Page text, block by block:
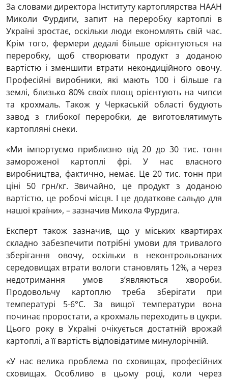
За словами директора Інституту картоплярства НААН
Миколи Фурдиги, запит на переробку картоплі в
Україні зростає, оскільки люди економлять свій час.
Крім того, фермери дедалі більше орієнтуються на
переробку, щоб створювати продукт з доданою
вартістю і зменшити втрати некондиційного овочу.
Професійні виробники, які мають 100 і більше га
землі, близько 80% своїх площ орієнтують на чипси
та крохмаль. Також у Черкаській області будують
завод з глибокої переробки, де виготовлятимуть
картопляні снеки.
«Ми імпортуємо приблизно від 20 до 30 тис. тонн
замороженої картоплі фрі. У нас власного
виробництва, фактично, немає. Це 20 тис. тонн при
ціні 50 грн/кг. Звичайно, це продукт з доданою
вартістю, це робочі місця. І це додаткове сальдо для
нашої країни», – зазначив Микола Фурдига.
Експерт також зазначив, що у міських квартирах
складно забезпечити потрібні умови для тривалого
зберігання овочу, оскільки в неконтрольованих
середовищах втрати вологи становлять 12%, а через
недотримання умов з’являються хвороби.
Продовольчу картоплю треба зберігати при
температурі 5-6°C. За вищої температури вона
починає проростати, а крохмаль переходить в цукри.
Цього року в Україні очікується достатній врожай
картоплі, а її вартість відповідатиме минулорічній.
«У нас велика проблема по сховищах, професійних
сховищах. Особливо в цьому році, коли через